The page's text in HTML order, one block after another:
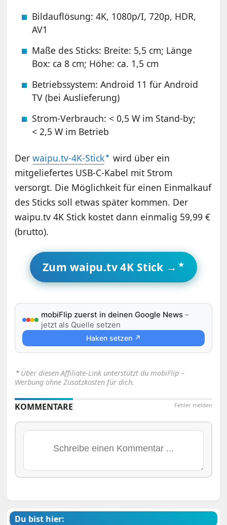
Bildauflösung: 4K, 1080p/I, 720p, HDR,
AV1
Maße des Sticks: Breite: 5,5 cm; Länge
Box: ca 8 cm; Höhe: ca. 1,5 cm
Betriebssystem: Android 11 für Android
TV (bei Auslieferung)
Strom-Verbrauch: < 0,5 W im Stand-by;
< 2,5 W im Betrieb
Derwaipu.tv-4K-Stick
wird über ein
mitgeliefertes USB-C-Kabel mit Strom
versorgt. Die Möglichkeit für einen Einmalkauf
des Sticks soll etwas später kommen. Der
waipu.tv 4K Stick kostet dann einmalig 59,99 €
(brutto).
Zum waipu.tv 4K Stick →
mobiFlip zuerst in deinen Google News –
jetzt als Quelle setzen
Haken setzen ↗
⋆ Über diesen Affiliate-Link unterstützt du mobiFlip –
Werbung ohne Zusatzkosten für dich.
Fehler melden
KOMMENTARE
Du bist hier: